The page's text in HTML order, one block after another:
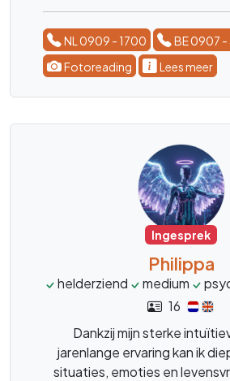
mogen begeleiden bij hun
het leven. Geen vraag is mij te
tot de kern daar waar ik moet
tijdsaanduidingen. Ik doe het
bezorgdheid zodat u snel
NL 0909 - 1700
BE 0907
Fotoreading
Lees meer
Ingesprek
Philippa
helderziend medium
16
Dankzij mijn sterke
jarenlange ervaring kan ik
situaties, emoties en